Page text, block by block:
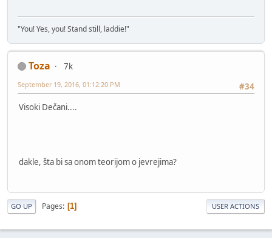
"You! Yes, you! Stand still, laddie!"
Toza
7k
#34
September 19, 2016, 01:12:20 PM
Visoki Dečani....
dakle, šta bi sa onom teorijom o jevrejima?
GO UP Pages 1 USER ACTIONS